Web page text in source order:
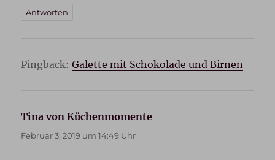
Antworten
Pingback:Galette mit Schokolade und Birnen
Tina von Küchenmomente
Februar 3, 2019 um 14:49 Uhr